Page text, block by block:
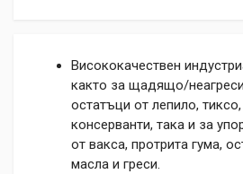
Висококачествен
както за щадящо/
остатъци от лепило,
консерванти, така и за
от вакса, протрита гума,
масла и греси.